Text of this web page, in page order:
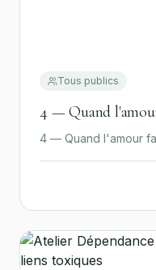
Tous publics
4 — Quand
4 — Quand l'amour